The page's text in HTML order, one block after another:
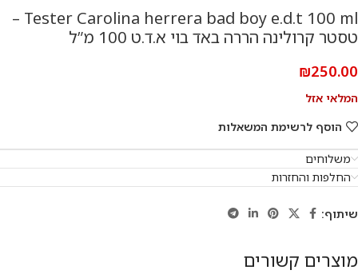
Tester Carolina herrera bad boy e.d.t 100 ml –
טסטר קרולינה הררה באד בוי א.ד.ט 100 מ”ל
₪250.00
המלאי אזל
הוסף לרשימת המשאלות
משלוחים
החלפות והחזרות
שיתוף:
מוצרים קשורים